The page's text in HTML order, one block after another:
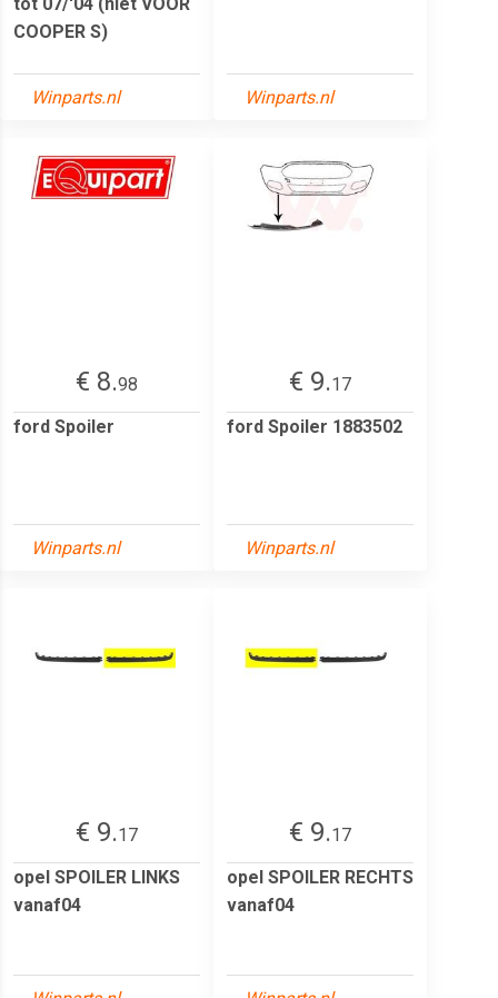
COOPER S)
Winparts.nl Winparts.nl
€ 8.98
ford Spoiler
Winparts.nl
€ 9.17
ford Spoiler 1883502
Winparts.nl
€ 9.17
opel SPOILER LINKS
vanaf04
€ 9.17
opel SPOILER RECHTS
vanaf04